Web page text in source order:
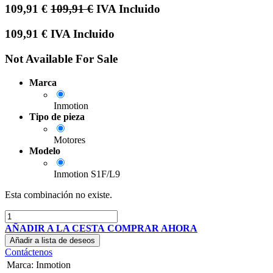
109,91 € 109,91€ IVA Incluido
109,91 € IVA Incluido
Not Available For Sale
Marca
Inmotion
Tipo de pieza
Motores
Modelo
Inmotion S1F/L9
Esta combinación no existe.
AÑADIR A LA CESTA COMPRAR AHORA
Añadir a lista de deseos
Contáctenos
Marca: Inmotion